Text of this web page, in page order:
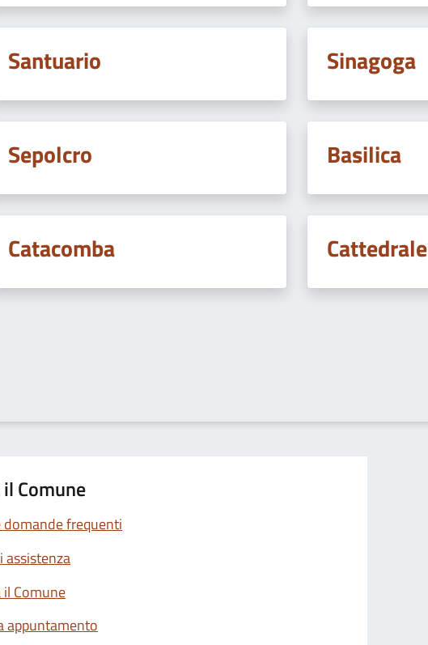
Santuario Sinagoga
Sepolcro Basilica
Catacomba Cattedrale
Comune
domande frequenti
assistenza
il Comune
appuntamento